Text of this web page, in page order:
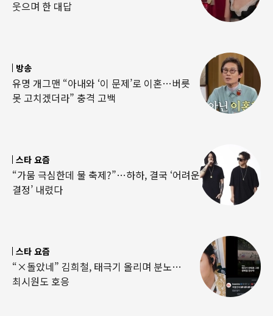
웃으며 한 대답
방송
유명 개그맨 “아내와 ‘이 문제’로 이혼…버릇
못 고치겠더라” 충격 고백
스타 요즘
“가뭄 극심한데 물 축제?”…하하, 결국 ‘어려운
결정’ 내렸다
스타 요즘
“×돌았네” 김희철, 태극기 올리며 분노…
최시원도 호응